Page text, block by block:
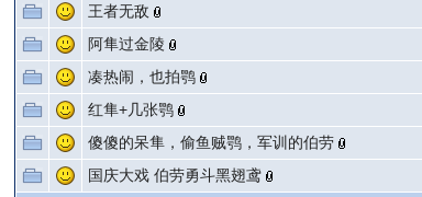
王者无敌
阿隼过金陵
凑热闹，也拍鹗
红隼+几张鹗
傻傻的呆隼，偷鱼贼鹗，军训的伯劳
国庆大戏 伯劳勇斗黑翅鸢